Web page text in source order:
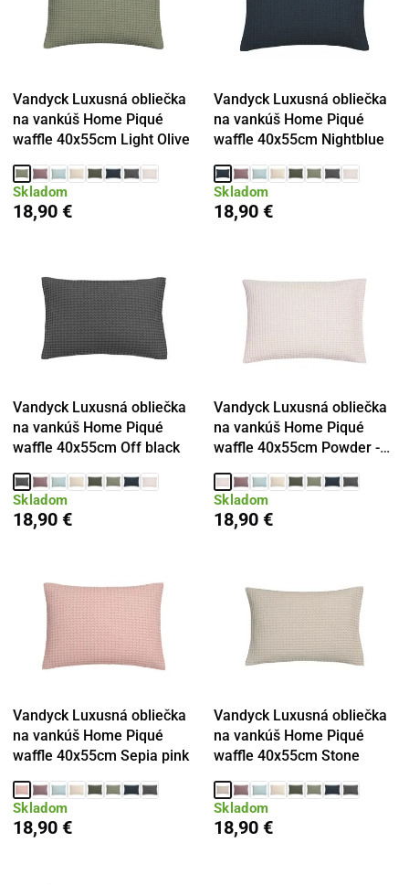
Vandyck Luxusná obliečka
na vankúš Home Piqué
waffle 40x55cm Light Olive
Skladom
18,90 €
Vandyck Luxusná obliečka
na vankúš Home Piqué
waffle 40x55cm Nightblue
Skladom
18,90 €
Vandyck Luxusná obliečka
na vankúš Home Piqué
waffle 40x55cm Off black
Skladom
18,90 €
Vandyck Luxusná obliečka
na vankúš Home Piqué
waffle 40x55cm Powder -
Skladom
18,90 €
Vandyck Luxusná obliečka
na vankúš Home Piqué
waffle 40x55cm Sepia pink
Skladom
18,90 €
Vandyck Luxusná obliečka
na vankúš Home Piqué
waffle 40x55cm Stone
Skladom
18,90 €